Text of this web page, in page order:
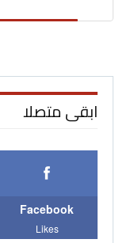
ابقى متصلا
Facebook
Likes